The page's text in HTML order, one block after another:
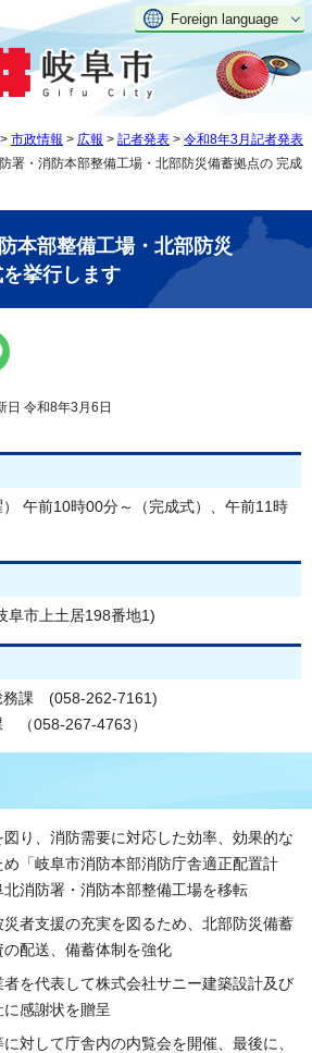
Foreign language
> 市政情報 > 広報 > 記者発表 > 令和8年3月記者発表
署・消防本部整備工場・北部防災備蓄拠点の 完成
本部整備工場・北部防災
挙行します
令和8年3月6日
午前10時00分～（完成式）、午前11時
阜市上土居198番地1)
務課 (058-262-7161)
（058-267-4763）
り、消防需要に対応した効率、効果的な
「岐阜市消防本部消防庁舎適正配置計
消防署・消防本部整備工場を移転
者支援の充実を図るため、北部防災備蓄
配送、備蓄体制を強化
を代表して株式会社サニー建築設計及び
感謝状を贈呈
対して庁舎内の内覧会を開催、最後に、